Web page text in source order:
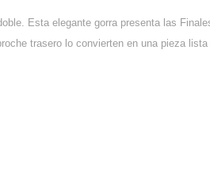
Esta elegante gorra presenta las
trasero lo convierten en una pieza